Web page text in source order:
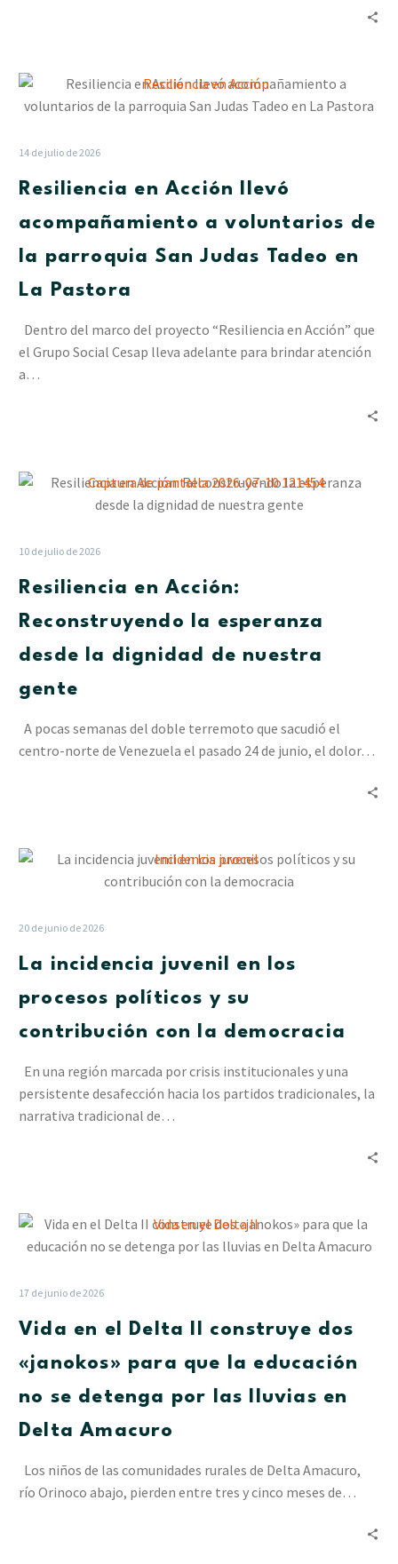
Resiliencia
en
a
voluntarios
la
Judas
Tadeo
14 de julio de 2026
Resiliencia en Acción llevó
acompañamiento a voluntarios de
la parroquia San Judas Tadeo en
La Pastora
Dentro del marco del proyecto “Resiliencia en Acción” que
el Grupo Social Cesap lleva adelante para brindar atención
a…
Resiliencia
en
esperanza
desde
dignidad
gente
10 de julio de 2026
Resiliencia en Acción:
Reconstruyendo la esperanza
desde la dignidad de nuestra
gente
A pocas semanas del doble terremoto que sacudió el
centro-norte de Venezuela el pasado 24 de junio, el dolor…
La
incidencia
procesos
políticos
su
con
la
20 de junio de 2026
La incidencia juvenil en los
procesos políticos y su
contribución con la democracia
En una región marcada por crisis institucionales y una
persistente desafección hacia los partidos tradicionales, la
narrativa tradicional de…
Vida
en
construye
dos
para
educación
no
17 de junio de 2026
Vida en el Delta II construye dos
«janokos» para que la educación
no se detenga por las lluvias en
Delta Amacuro
Los niños de las comunidades rurales de Delta Amacuro,
río Orinoco abajo, pierden entre tres y cinco meses de…